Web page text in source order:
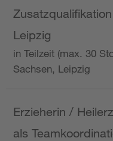
Leipzig
in Teilzeit (max. 30
Sachsen, Leipzig
Erzieherin /
als